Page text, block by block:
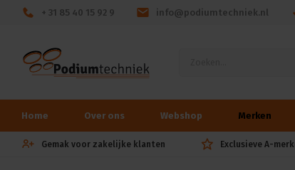
+ 31 85 40 15 92 9 info@podiumtechniek.nl
Home Over ons Webshop Merken
Gemak voor zakelijke klanten Exclusieve A-